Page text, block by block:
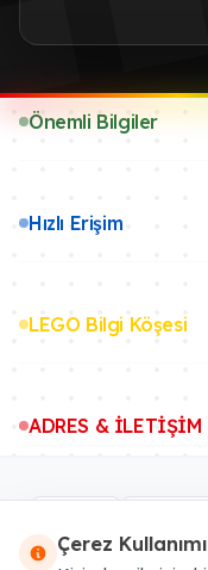
Önemli Bilgiler
Hızlı Erişim
LEGO Bilgi Köşesi
ADRES & İLETİŞİM
Çerez Kullanımı